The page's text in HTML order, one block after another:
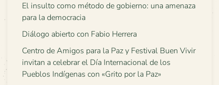
El insulto como método de gobierno: una amenaza
para la democracia
Diálogo abierto con Fabio Herrera
Centro de Amigos para la Paz y Festival Buen Vivir
invitan a celebrar el Día Internacional de los
Pueblos Indígenas con «Grito por la Paz»